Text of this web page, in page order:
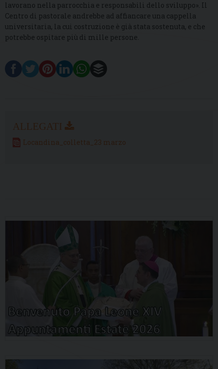
lavorano nella parrocchia e responsabili dello sviluppo». Il
Centro di pastorale andrebbe ad affiancare una cappella
universitaria, la cui costruzione è già stata sostenuta, e che
potrebbe ospitare più di mille persone.
Locandina_colletta_23 marzo